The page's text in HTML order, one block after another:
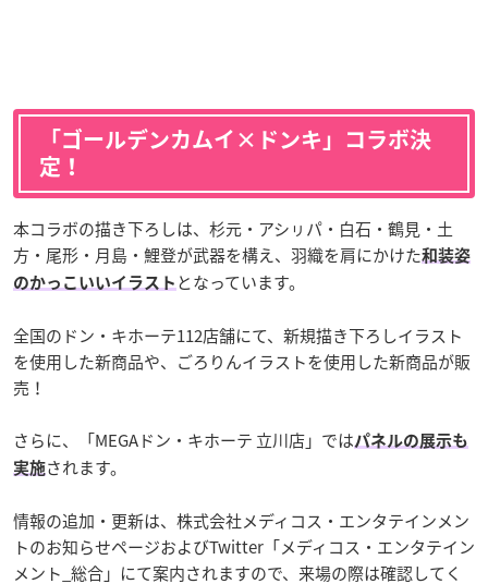
「ゴールデンカムイ×ドンキ」コラボ決
定！
本コラボの描き下ろしは、杉元・アシㇼパ・白石・鶴見・土
方・尾形・月島・鯉登が武器を構え、羽織を肩にかけた和装姿
のかっこいいイラスト となっています。
全国のドン・キホーテ112店舗にて、新規描き下ろしイラスト
を使用した新商品や、ごろりんイラストを使用した新商品が販
売！
さらに、「MEGAドン・キホーテ 立川店」ではパネルの展示も
実施されます。
情報の追加・更新は、株式会社メディコス・エンタテインメン
トのお知らせページおよびTwitter「メディコス・エンタテイン
メント_総合」にて案内されますので、来場の際は確認してく